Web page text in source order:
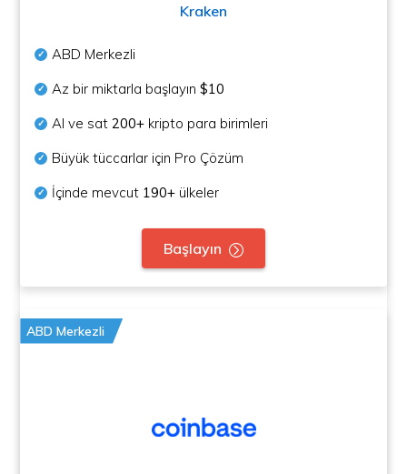
Kraken
ABD Merkezli
Az bir miktarla başlayın$10
Al ve sat200+ kripto para birimleri
Büyük tüccarlar için Pro Çözüm
İçinde mevcut 190+ ülkeler
Başlayın
ABD Merkezli